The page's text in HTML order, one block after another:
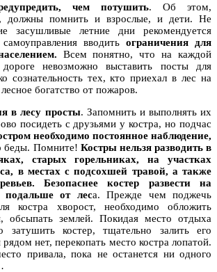
чем потушить. Об этом,
должны помнить и взрослые, и дети. Не
засушливые летние дни рекомендуется
вводить ограничения для
Всем понятно, что на каждой
невозможно выставить посты для
сознательность тех, кто приехал в лес на
богатство от пожаров.
в лесу просты. Запомнить и выполнять их
посидеть с друзьями у костра, но подчас
необходимо постоянное наблюдение,
беды. Помните! Костры нельзя разводить в
старых горельниках, на участках
в местах с подсохшей травой, а также
Безопаснее костер развести на
подальше от леса. Прежде чем поджечь
костра хворост, необходимо обложить
обсыпать землей. Покидая место отдыха
затушить костер, тщательно залить его
нет, перекопать место костра лопатой.
привала, пока не останется ни одного